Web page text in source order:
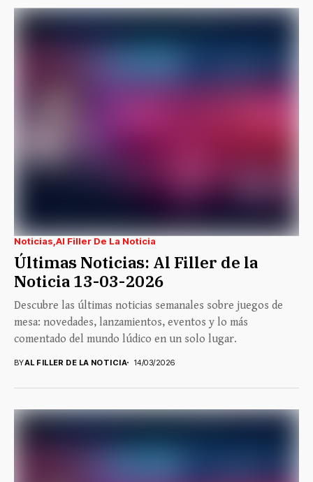
Noticias Al Filler De La Noticia
Últimas Noticias: Al Filler de la
Noticia 13-03-2026
Descubre las últimas noticias semanales sobre juegos de
mesa: novedades, lanzamientos, eventos y lo más
comentado del mundo lúdico en un solo lugar.
BYAL FILLER DE LA NOTICIA 14/03/2026